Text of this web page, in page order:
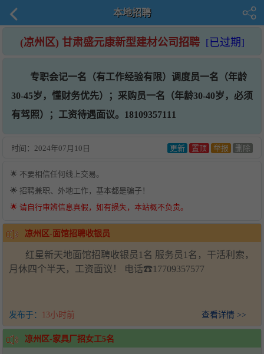
本地招聘
(凉州区) 甘肃盛元康新型建材公司招聘 [已过期]
专职会记一名（有工作经验有限）调度员一名（年龄
30-45岁，懂财务优先）；采购员一名（年龄30-40岁，必须
有驾照）；工资待遇面议。18109357111
时间： 2024年07月10日 更新 置顶 举报 删除
🌟 不要相信任何线上交易。
🌟 招聘兼职、外地工作，基本都是骗子！
🌟 请自行审辨信息真假，如有损失，本站概不负责。
凉州区-面馆招聘收银员
红星新天地面馆招聘收银员1名 服务员1名，干活利索，
月休四个半天，工资面议！ 电话☎17709357577
发布于： 13小时前 查看详情 >>
凉州区-家具厂招女工5名